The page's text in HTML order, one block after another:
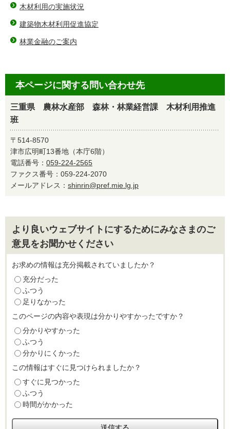
木材利用の実施状況
建築物木材利用促進協定
林業金融のご案内
本ページに関する問い合わせ先
三重県 農林水産部 森林・林業経営課 木材利用推進
班
〒514-8570
津市広明町13番地（本庁6階）
電話番号： 059-224-2565
ファクス番号：059-224-2070
メールアドレス： shinrin@pref.mie.lg.jp
より良いウェブサイトにするためにみなさまのご
意見をお聞かせください
お求めの情報は充分掲載されていましたか？
充分だった
ふつう
足りなかった
このページの内容や表現は分かりやすかったですか？
分かりやすかった
ふつう
分かりにくかった
この情報はすぐに見つけられましたか？
すぐに見つかった
ふつう
時間がかかった